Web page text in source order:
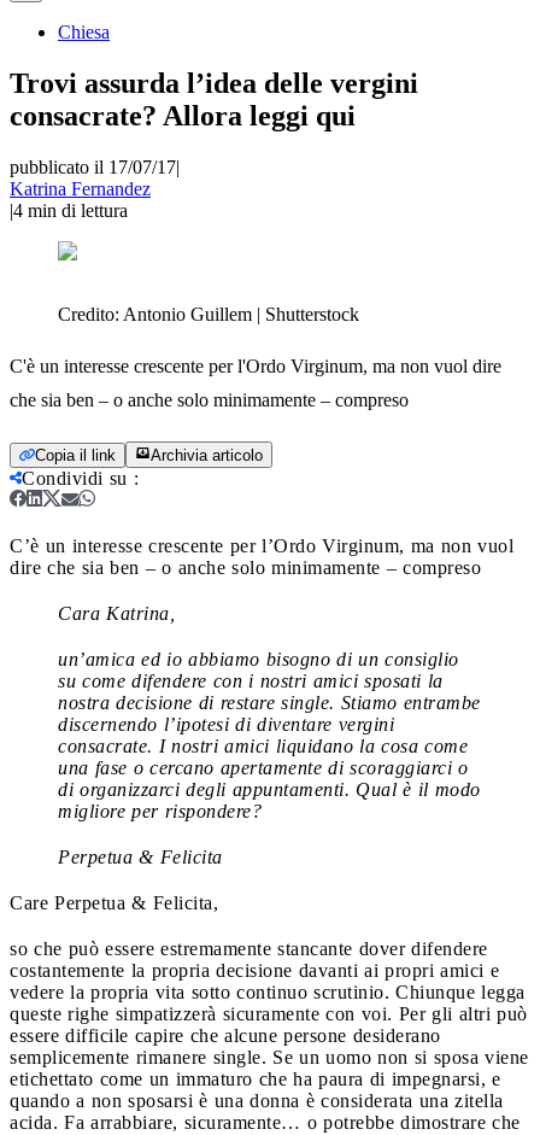
Chiesa
Trovi assurda l’idea delle vergini
consacrate? Allora leggi qui
pubblicato il 17/07/17|
Katrina Fernandez
|4 min di lettura
Credito: Antonio Guillem | Shutterstock
C'è un interesse crescente per l'Ordo Virginum, ma non vuol dire
che sia ben – o anche solo minimamente – compreso
Copia il link Archivia articolo
Condividi su :
C’è un interesse crescente per l’Ordo Virginum, ma non vuol
dire che sia ben – o anche solo minimamente – compreso
Cara Katrina,
un’amica ed io abbiamo bisogno di un consiglio
su come difendere con i nostri amici sposati la
nostra decisione di restare single. Stiamo entrambe
discernendo l’ipotesi di diventare vergini
consacrate. I nostri amici liquidano la cosa come
una fase o cercano apertamente di scoraggiarci o
di organizzarci degli appuntamenti. Qual è il modo
migliore per rispondere?
Perpetua & Felicita
Care Perpetua & Felicita,
so che può essere estremamente stancante dover difendere
costantemente la propria decisione davanti ai propri amici e
vedere la propria vita sotto continuo scrutinio. Chiunque legga
queste righe simpatizzerà sicuramente con voi. Per gli altri può
essere difficile capire che alcune persone desiderano
semplicemente rimanere single. Se un uomo non si sposa viene
etichettato come un immaturo che ha paura di impegnarsi, e
quando a non sposarsi è una donna è considerata una zitella
acida. Fa arrabbiare, sicuramente… o potrebbe dimostrare che